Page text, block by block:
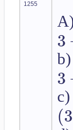
1255
3
b)
3
c)
(3